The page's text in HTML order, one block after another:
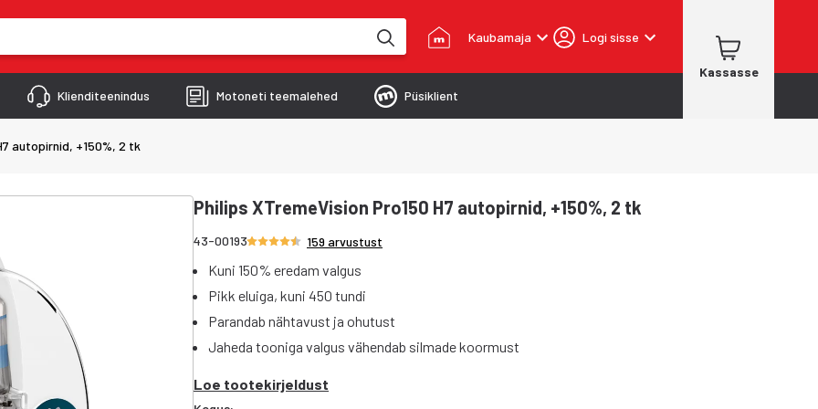
Kaubamaja Logi sisse
Kassasse
Klienditeenindus Motoneti teemalehed Püsiklient
autopirnid, +150%, 2 tk
Philips XTremeVision Pro150 H7 autopirnid, +150%, 2 tk
43-00193Hinnang 4.5/5 tähte
159 arvustust
Kuni 150% eredam valgus
Pikk eluiga, kuni 450 tundi
Parandab nähtavust ja ohutust
Jaheda tooniga valgus vähendab silmade koormust
Loe tootekirjeldust